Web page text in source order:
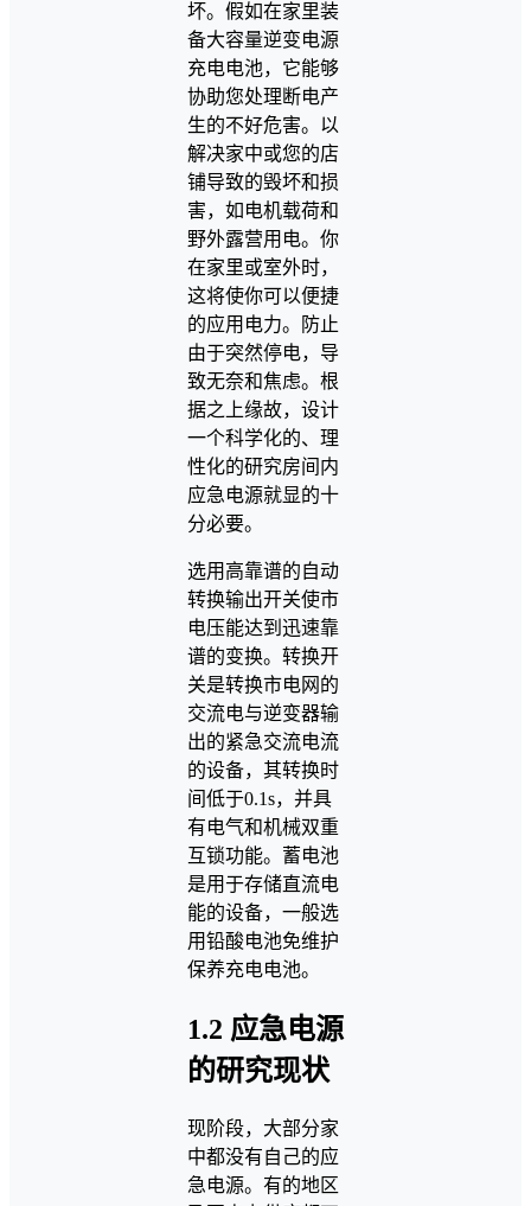
坏。假如在家里装
备大容量逆变电源
充电电池，它能够
协助您处理断电产
生的不好危害。以
解决家中或您的店
铺导致的毁坏和损
害，如电机载荷和
野外露营用电。你
在家里或室外时，
这将使你可以便捷
的应用电力。防止
由于突然停电，导
致无奈和焦虑。根
据之上缘故，设计
一个科学化的、理
性化的研究房间内
应急电源就显的十
分必要。
选用高靠谱的自动
转换输出开关使市
电压能达到迅速靠
谱的变换。转换开
关是转换市电网的
交流电与逆变器输
出的紧急交流电流
的设备，其转换时
间低于0.1s，并具
有电气和机械双重
互锁功能。蓄电池
是用于存储直流电
能的设备，一般选
用铅酸电池免维护
保养充电电池。
1.2 应急电源
的研究现状
现阶段，大部分家
中都没有自己的应
急电源。有的地区